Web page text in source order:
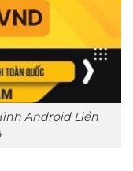
Android Liền